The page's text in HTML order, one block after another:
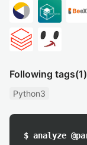
Following tags(1)
Python3
$ analyze